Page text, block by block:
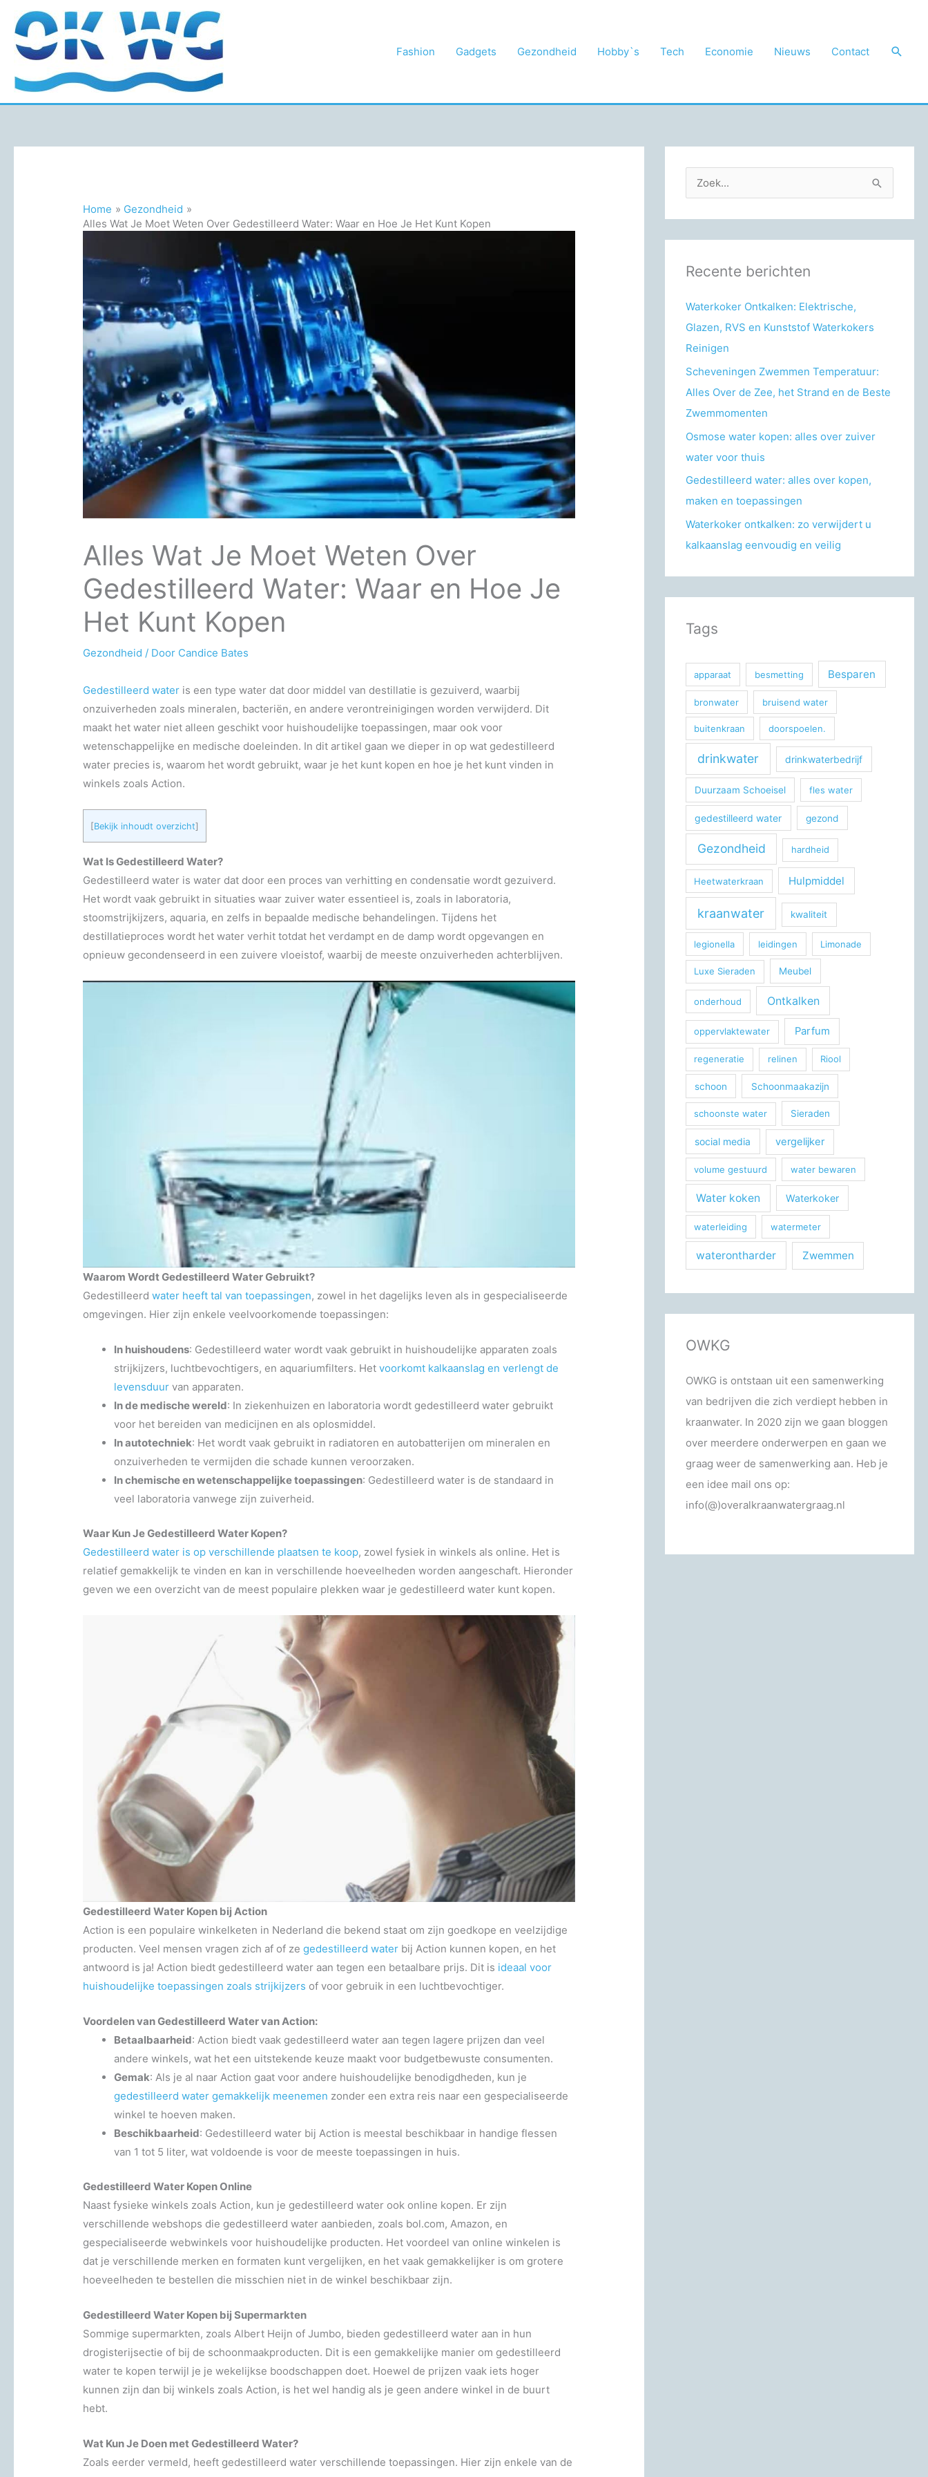
naar
inhoud
Fashion Gadgets Gezondheid Hobby`s Tech Economie Nieuws Contact
Home
Gezondheid
Alles Wat Je Moet Weten Over Gedestilleerd Water: Waar en Hoe Je Het Kunt Kopen
Alles Wat Je Moet Weten Over
Gedestilleerd Water: Waar en Hoe Je
Het Kunt Kopen
Gezondheid / Door Candice Bates
Gedestilleerd water is een type water dat door middel van destillatie is gezuiverd, waarbij
onzuiverheden zoals mineralen, bacteriën, en andere verontreinigingen worden verwijderd. Dit
maakt het water niet alleen geschikt voor huishoudelijke toepassingen, maar ook voor
wetenschappelijke en medische doeleinden. In dit artikel gaan we dieper in op wat gedestilleerd
water precies is, waarom het wordt gebruikt, waar je het kunt kopen en hoe je het kunt vinden in
winkels zoals Action.
[Bekijk inhoudt overzicht]
Wat Is Gedestilleerd Water?
Gedestilleerd water is water dat door een proces van verhitting en condensatie wordt gezuiverd.
Het wordt vaak gebruikt in situaties waar zuiver water essentieel is, zoals in laboratoria,
stoomstrijkijzers, aquaria, en zelfs in bepaalde medische behandelingen. Tijdens het
destillatieproces wordt het water verhit totdat het verdampt en de damp wordt opgevangen en
opnieuw gecondenseerd in een zuivere vloeistof, waarbij de meeste onzuiverheden achterblijven.
Waarom Wordt Gedestilleerd Water Gebruikt?
Gedestilleerdwater heeft tal van toepassingen, zowel in het dagelijks leven als in gespecialiseerde
omgevingen. Hier zijn enkele veelvoorkomende toepassingen:
In huishoudens: Gedestilleerd water wordt vaak gebruikt in huishoudelijke apparaten zoals
strijkijzers, luchtbevochtigers, en aquariumfilters. Hetvoorkomt kalkaanslag en verlengt de
levensduur van apparaten.
In de medische wereld: In ziekenhuizen en laboratoria wordt gedestilleerd water gebruikt
voor het bereiden van medicijnen en als oplosmiddel.
In autotechniek: Het wordt vaak gebruikt in radiatoren en autobatterijen om mineralen en
onzuiverheden te vermijden die schade kunnen veroorzaken.
In chemische en wetenschappelijke toepassingen: Gedestilleerd water is de standaard in
veel laboratoria vanwege zijn zuiverheid.
Waar Kun Je Gedestilleerd Water Kopen?
Gedestilleerd water is op verschillende plaatsen te koop, zowel fysiek in winkels als online. Het is
relatief gemakkelijk te vinden en kan in verschillende hoeveelheden worden aangeschaft. Hieronder
geven we een overzicht van de meest populaire plekken waar je gedestilleerd water kunt kopen.
Gedestilleerd Water Kopen bij Action
Action is een populaire winkelketen in Nederland die bekend staat om zijn goedkope en veelzijdige
producten. Veel mensen vragen zich af of zegedestilleerd water bij Action kunnen kopen, en het
antwoord is ja! Action biedt gedestilleerd water aan tegen een betaalbare prijs. Dit is ideaal voor
huishoudelijke toepassingen zoals strijkijzers of voor gebruik in een luchtbevochtiger.
Voordelen van Gedestilleerd Water van Action:
Betaalbaarheid: Action biedt vaak gedestilleerd water aan tegen lagere prijzen dan veel
andere winkels, wat het een uitstekende keuze maakt voor budgetbewuste consumenten.
Gemak: Als je al naar Action gaat voor andere huishoudelijke benodigdheden, kun je
gedestilleerd water gemakkelijk meenemen zonder een extra reis naar een gespecialiseerde
winkel te hoeven maken.
Beschikbaarheid: Gedestilleerd water bij Action is meestal beschikbaar in handige flessen
van 1 tot 5 liter, wat voldoende is voor de meeste toepassingen in huis.
Gedestilleerd Water Kopen Online
Naast fysieke winkels zoals Action, kun je gedestilleerd water ook online kopen. Er zijn
verschillende webshops die gedestilleerd water aanbieden, zoals bol.com, Amazon, en
gespecialiseerde webwinkels voor huishoudelijke producten. Het voordeel van online winkelen is
dat je verschillende merken en formaten kunt vergelijken, en het vaak gemakkelijker is om grotere
hoeveelheden te bestellen die misschien niet in de winkel beschikbaar zijn.
Gedestilleerd Water Kopen bij Supermarkten
Sommige supermarkten, zoals Albert Heijn of Jumbo, bieden gedestilleerd water aan in hun
drogisterijsectie of bij de schoonmaakproducten. Dit is een gemakkelijke manier om gedestilleerd
water te kopen terwijl je je wekelijkse boodschappen doet. Hoewel de prijzen vaak iets hoger
kunnen zijn dan bij winkels zoals Action, is het wel handig als je geen andere winkel in de buurt
hebt.
Wat Kun Je Doen met Gedestilleerd Water?
Zoals eerder vermeld, heeft gedestilleerd water verschillende toepassingen. Hier zijn enkele van de
o
e
k
a
a
r
:
Recente berichten
Waterkoker Ontkalken: Elektrische,
Glazen, RVS en Kunststof Waterkokers
Reinigen
Scheveningen Zwemmen Temperatuur:
Alles Over de Zee, het Strand en de Beste
Zwemmomenten
Osmose water kopen: alles over zuiver
water voor thuis
Gedestilleerd water: alles over kopen,
maken en toepassingen
Waterkoker ontkalken: zo verwijdert u
kalkaanslag eenvoudig en veilig
Tags
apparaat besmetting Besparen
bronwater bruisend water
buitenkraan doorspoelen.
drinkwater drinkwaterbedrijf
Duurzaam Schoeisel fles water
gedestilleerd water gezond
Gezondheid hardheid
Heetwaterkraan Hulpmiddel
kraanwater kwaliteit
legionella leidingen Limonade
Luxe Sieraden Meubel
onderhoud Ontkalken
oppervlaktewater Parfum
regeneratie relinen Riool
schoon Schoonmaakazijn
schoonste water Sieraden
social media vergelijker
volume gestuurd water bewaren
Water koken Waterkoker
waterleiding watermeter
waterontharder Zwemmen
OWKG
OWKG is ontstaan uit een samenwerking
van bedrijven die zich verdiept hebben in
kraanwater. In 2020 zijn we gaan bloggen
over meerdere onderwerpen en gaan we
graag weer de samenwerking aan. Heb je
een idee mail ons op:
info(@)overalkraanwatergraag.nl